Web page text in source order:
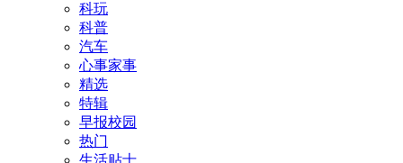
科玩
科普
汽车
心事家事
精选
特辑
早报校园
热门